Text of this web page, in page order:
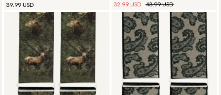
39.99 USD
32.99 USD 43.99 USD